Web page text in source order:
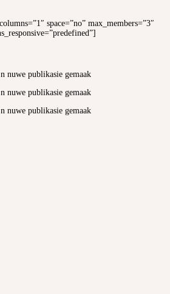
space=”no” max_members=”3″
nuwe publikasie gemaak
nuwe publikasie gemaak
nuwe publikasie gemaak